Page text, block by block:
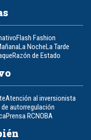
Flash Fashion
La NocheLa Tarde
Razón de Estado
Atención al inversionista
autorregulación
Prensa RCNOBA